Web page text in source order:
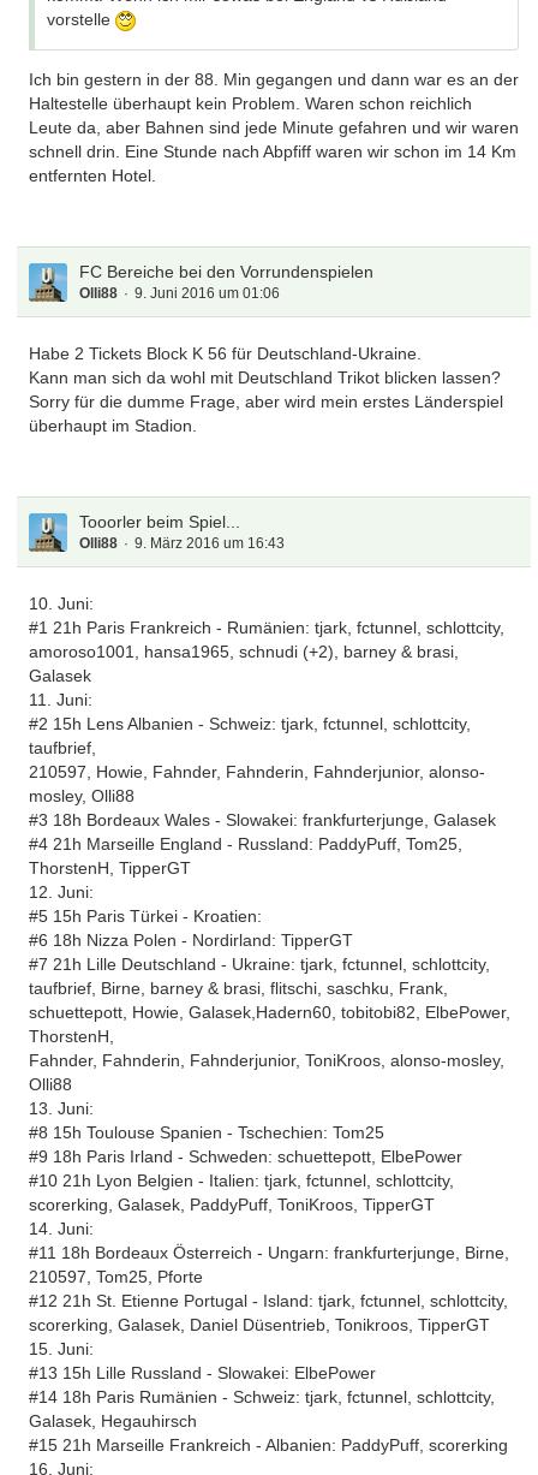
vorstelle
Ich bin gestern in der 88. Min gegangen und dann war es an der
Haltestelle überhaupt kein Problem. Waren schon reichlich
Leute da, aber Bahnen sind jede Minute gefahren und wir waren
schnell drin. Eine Stunde nach Abpfiff waren wir schon im 14 Km
entfernten Hotel.
FC Bereiche bei den Vorrundenspielen
Olli88 9. Juni 2016 um 01:06
Habe 2 Tickets Block K 56 für Deutschland-Ukraine.
Kann man sich da wohl mit Deutschland Trikot blicken lassen?
Sorry für die dumme Frage, aber wird mein erstes Länderspiel
überhaupt im Stadion.
Tooorler beim Spiel...
Olli88 9. März 2016 um 16:43
10. Juni:
#1 21h Paris Frankreich - Rumänien: tjark, fctunnel, schlottcity,
amoroso1001, hansa1965, schnudi (+2), barney & brasi,
Galasek
11. Juni:
#2 15h Lens Albanien - Schweiz: tjark, fctunnel, schlottcity,
taufbrief,
210597, Howie, Fahnder, Fahnderin, Fahnderjunior, alonso-
mosley, Olli88
#3 18h Bordeaux Wales - Slowakei: frankfurterjunge, Galasek
#4 21h Marseille England - Russland: PaddyPuff, Tom25,
ThorstenH, TipperGT
12. Juni:
#5 15h Paris Türkei - Kroatien:
#6 18h Nizza Polen - Nordirland: TipperGT
#7 21h Lille Deutschland - Ukraine: tjark, fctunnel, schlottcity,
taufbrief, Birne, barney & brasi, flitschi, saschku, Frank,
schuettepott, Howie, Galasek,Hadern60, tobitobi82, ElbePower,
ThorstenH,
Fahnder, Fahnderin, Fahnderjunior, ToniKroos, alonso-mosley,
Olli88
13. Juni:
#8 15h Toulouse Spanien - Tschechien: Tom25
#9 18h Paris Irland - Schweden: schuettepott, ElbePower
#10 21h Lyon Belgien - Italien: tjark, fctunnel, schlottcity,
scorerking, Galasek, PaddyPuff, ToniKroos, TipperGT
14. Juni:
#11 18h Bordeaux Österreich - Ungarn: frankfurterjunge, Birne,
210597, Tom25, Pforte
#12 21h St. Etienne Portugal - Island: tjark, fctunnel, schlottcity,
scorerking, Galasek, Daniel Düsentrieb, Tonikroos, TipperGT
15. Juni:
#13 15h Lille Russland - Slowakei: ElbePower
#14 18h Paris Rumänien - Schweiz: tjark, fctunnel, schlottcity,
Galasek, Hegauhirsch
#15 21h Marseille Frankreich - Albanien: PaddyPuff, scorerking
16. Juni: